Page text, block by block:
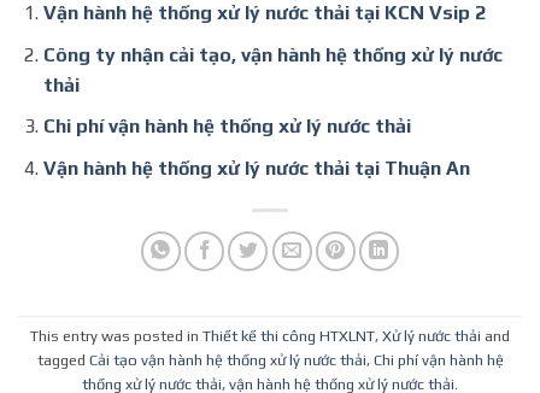
Vận hành hệ thống xử lý nước thải tại KCN Vsip 2
Công ty nhận cải tạo, vận hành hệ thống xử lý nước
thải
Chi phí vận hành hệ thống xử lý nước thải
Vận hành hệ thống xử lý nước thải tại Thuận An
This entry was posted in Thiết kế thi công HTXLNT, Xử lý nước thải and
tagged Cải tạo vận hành hệ thống xử lý nước thải, Chi phí vận hành hệ
thống xử lý nước thải, vận hành hệ thống xử lý nước thải.